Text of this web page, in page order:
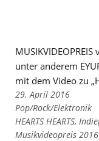
unter anderem
mit dem Video zu
29. April 2016
Links
zu
den
Pop/Rock/Elektronik
Links
zu
HEARTS HEARTS,
Musikvideopreis 2016